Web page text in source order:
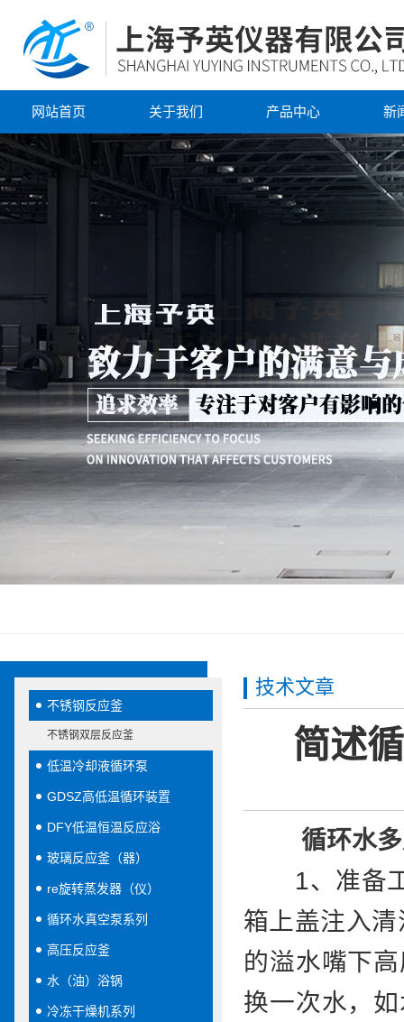
网站首页 关于我们 产品中心 新
不锈钢反应釜
不锈钢双层反应釜
低温冷却液循环泵
GDSZ高低温循环装置
DFY低温恒温反应浴
玻璃反应釜（器）
re旋转蒸发器（仪）
循环水真空泵系列
高压反应釜
水（油）浴锅
冷冻干燥机系列
技术文章
简述
循环水
1、准备工
箱上盖注入
的溢水嘴下
换一次水，